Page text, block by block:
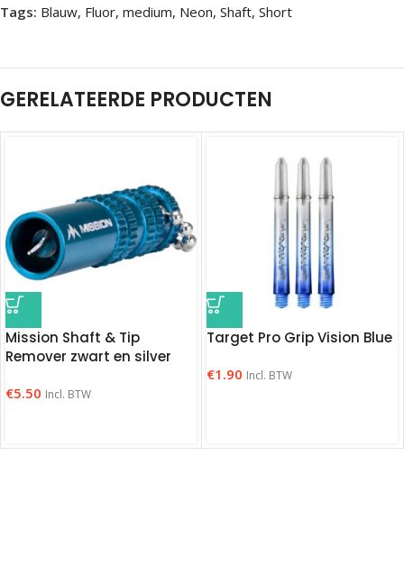
Tags: Blauw, Fluor, medium, Neon, Shaft, Short
GERELATEERDE PRODUCTEN
Mission Shaft & Tip
Remover zwart en silver
€5.50 Incl. BTW
Target Pro Grip Vision Blue
€1.90 Incl. BTW